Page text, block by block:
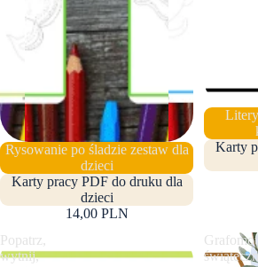
Rysowanie po śladzie zestaw dla
dzieci
Karty pracy PDF do druku dla
dzieci
14,00 PLN
Karty
Popatrz,
wytnij,